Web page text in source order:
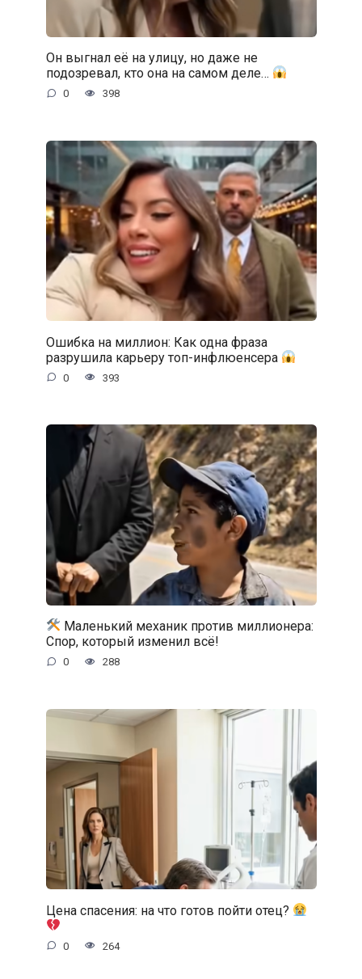
Он выгнал её на улицу, но даже не
подозревал, кто она на самом деле…
0 398
Ошибка на миллион: Как одна фраза
разрушила карьеру топ-инфлюенсера
0 393
Маленький механик против миллионера:
Спор, который изменил всё!
0 288
Цена спасения: на что готов пойти отец?
0 264